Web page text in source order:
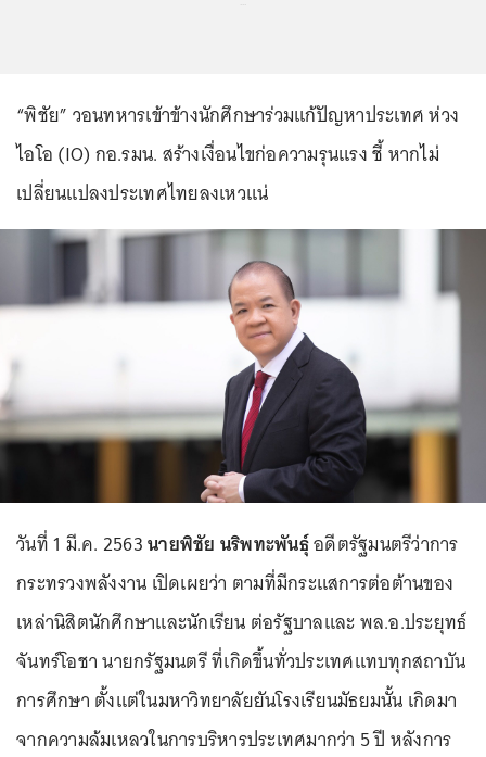
“พิชัย” วอนทหารเข้าข้างนักศึกษาร่วมแก้ปัญหาประเทศ ห่วง
ไอโอ (IO) กอ.รมน. สร้างเงื่อนไขก่อความรุนแรง ชี้ หากไม่
เปลี่ยนแปลงประเทศไทยลงเหวแน่
วันที่ 1 มี.ค. 2563นายพิชัย นริพทะพันธุ์อดีตรัฐมนตรีว่าการ
กระทรวงพลังงาน เปิดเผยว่า ตามที่มีกระแสการต่อต้านของ
เหล่านิสิตนักศึกษาและนักเรียน ต่อรัฐบาลและ พล.อ.ประยุทธ์
จันทร์โอชา นายกรัฐมนตรี ที่เกิดขึ้นทั่วประเทศแทบทุกสถาบัน
การศึกษา ตั้งแต่ในมหาวิทยาลัยยันโรงเรียนมัธยมนั้น เกิดมา
จากความล้มเหลวในการบริหารประเทศมากว่า 5 ปี หลังการ